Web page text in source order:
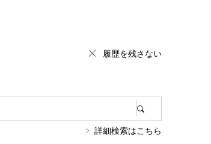
履歴を残さない
詳細検索はこちら